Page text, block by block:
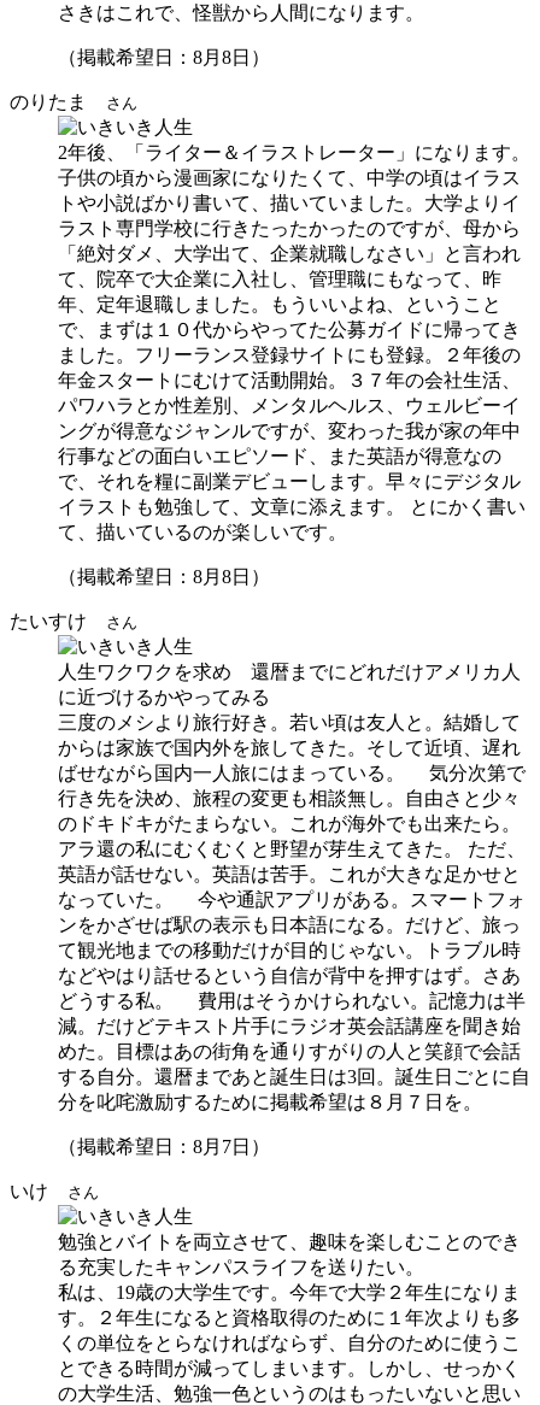
さきはこれで、怪獣から人間になります。
（掲載希望日：8月8日）
のりたま さん
2年後、「ライター＆イラストレーター」になります。
子供の頃から漫画家になりたくて、中学の頃はイラス
トや小説ばかり書いて、描いていました。大学よりイ
ラスト専門学校に行きたったかったのですが、母から
「絶対ダメ、大学出て、企業就職しなさい」と言われ
て、院卒で大企業に入社し、管理職にもなって、昨
年、定年退職しました。もういいよね、ということ
で、まずは１０代からやってた公募ガイドに帰ってき
ました。フリーランス登録サイトにも登録。２年後の
年金スタートにむけて活動開始。３７年の会社生活、
パワハラとか性差別、メンタルヘルス、ウェルビーイ
ングが得意なジャンルですが、変わった我が家の年中
行事などの面白いエピソード、また英語が得意なの
で、それを糧に副業デビューします。早々にデジタル
イラストも勉強して、文章に添えます。 とにかく書い
て、描いているのが楽しいです。
（掲載希望日：8月8日）
たいすけ さん
人生ワクワクを求め 還暦までにどれだけアメリカ人
に近づけるかやってみる
三度のメシより旅行好き。若い頃は友人と。結婚して
からは家族で国内外を旅してきた。そして近頃、遅れ
ばせながら国内一人旅にはまっている。 気分次第で
行き先を決め、旅程の変更も相談無し。自由さと少々
のドキドキがたまらない。これが海外でも出来たら。
アラ還の私にむくむくと野望が芽生えてきた。 ただ、
英語が話せない。英語は苦手。これが大きな足かせと
なっていた。 今や通訳アプリがある。スマートフォ
ンをかざせば駅の表示も日本語になる。だけど、旅っ
て観光地までの移動だけが目的じゃない。トラブル時
などやはり話せるという自信が背中を押すはず。さあ
どうする私。 費用はそうかけられない。記憶力は半
減。だけどテキスト片手にラジオ英会話講座を聞き始
めた。目標はあの街角を通りすがりの人と笑顔で会話
する自分。還暦まであと誕生日は3回。誕生日ごとに自
分を叱咤激励するために掲載希望は８月７日を。
（掲載希望日：8月7日）
いけ さん
勉強とバイトを両立させて、趣味を楽しむことのでき
る充実したキャンパスライフを送りたい。
私は、19歳の大学生です。今年で大学２年生になりま
す。２年生になると資格取得のために１年次よりも多
くの単位をとらなければならず、自分のために使うこ
とできる時間が減ってしまいます。しかし、せっかく
の大学生活、勉強一色というのはもったいないと思い